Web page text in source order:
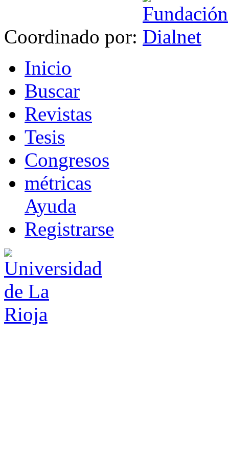
Coordinado por:
Inicio
Buscar
Revistas
Tesis
Congresos
métricas
Ayuda
Registrarse